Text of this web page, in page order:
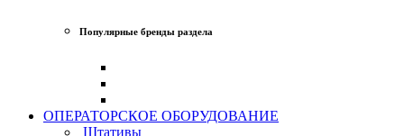
Популярные бренды раздела
ОПЕРАТОРСКОЕ ОБОРУДОВАНИЕ
Штативы